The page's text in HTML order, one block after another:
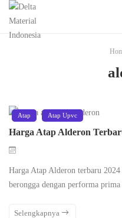
Atap Atap Upvc
Harga Atap Alderon
Harga Atap Alderon terbaru
berongga dengan performa
Selengkapnya